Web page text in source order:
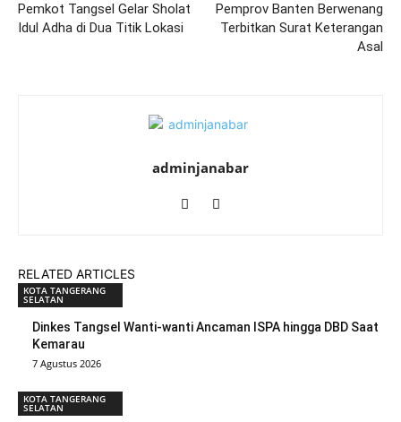
Pemkot Tangsel Gelar Sholat
Idul Adha di Dua Titik Lokasi
Pemprov Banten Berwenang
Terbitkan Surat Keterangan
Asal
adminjanabar
RELATED ARTICLES
KOTA TANGERANG
SELATAN
Dinkes Tangsel Wanti-wanti Ancaman ISPA hingga DBD Saat
Kemarau
7 Agustus 2026
KOTA TANGERANG
SELATAN